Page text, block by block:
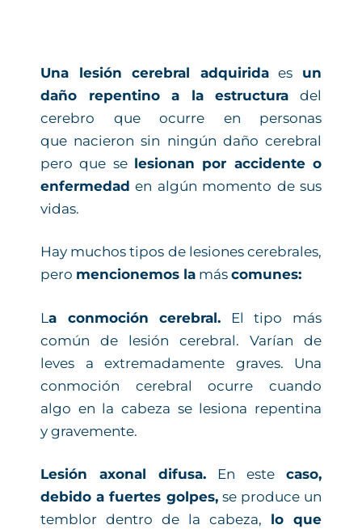
Una lesión cerebral adquiridaes un
daño repentino a la estructura del
cerebro que ocurre en personas
que nacieron sin ningún daño cerebral
pero que se lesionan por accidente o
enfermedad en algún momento de sus
vidas.
Hay muchos tipos de lesiones cerebrales,
pero mencionemos la más comunes:
La conmoción cerebral. El tipo más
común de lesión cerebral. Varían de
leves a extremadamente graves. Una
conmoción cerebral ocurre cuando
algo en la cabeza se lesiona repentina
y gravemente.
Lesión axonal difusa. En este caso,
debido a fuertes golpes,se produce un
temblor dentro de la cabeza, lo que